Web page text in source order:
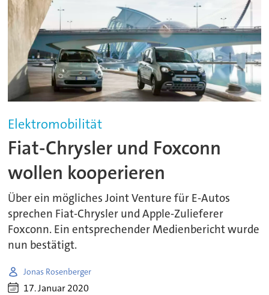
Elektromobilität
Fiat-Chrysler und Foxconn
wollen kooperieren
Über ein mögliches Joint Venture für E-Autos
sprechen Fiat-Chrysler und Apple-Zulieferer
Foxconn. Ein entsprechender Medienbericht wurde
nun bestätigt.
Jonas Rosenberger
17. Januar 2020